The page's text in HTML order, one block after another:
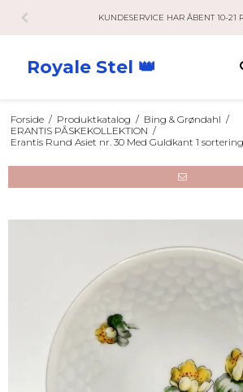
KUNDESERVICE HAR ÅBENT 10-21
Royale Stel 👑
Forside / Produktkatalog / Bing & Grøndahl /
ERANTIS PÅSKEKOLLEKTION /
Erantis Rund Asiet nr. 30 Med Guldkant 1 sortering